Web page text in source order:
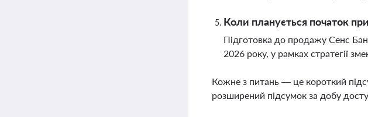
Коли планується початок
Підготовка до продажу Сенс
2026 року, у рамках стратегії
Кожне з питань — це короткий
розширений підсумок за добу